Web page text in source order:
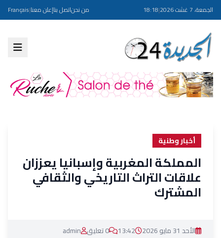
الجمعة، 7 غشت 2026 |
18:18 من نحناتصل بناإعلن معنا|
Français
أخبار وطنية
المملكة المغربية وإسبانيا يعززان
علاقات التراث التاريخي والثقافي
المشترك
الأحد 31 مايو 2026 13:42 0 تعليق admin